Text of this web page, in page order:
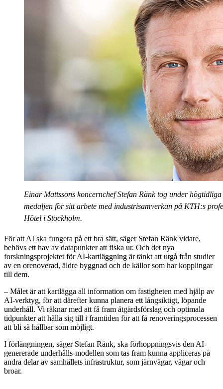
Einar Mattssons koncernchef Stefan Ränk tog under
medaljen för sitt arbete med industrisamverkan på KTH:s
Hôtel i Stockholm.
För att AI ska fungera på ett bra sätt, säger Stefan Ränk vidare,
behövs ett hav av datapunkter att fiska ur. Och det nya
forskningsprojektet för AI-kartläggning är tänkt att utgå från studier
av en orenoverad, äldre byggnad och de källor som har kopplingar
till dem.
– Målet är att kartlägga all information om fastigheten med hjälp av
AI-verktyg, för att därefter kunna planera ett långsiktigt, löpande
underhåll. Vi räknar med att få fram åtgärdsförslag och optimala
tidpunkter att hålla sig till i framtiden för att få renoveringsprocessen
att bli så hållbar som möjligt.
I förlängningen, säger Stefan Ränk, ska förhoppningsvis den AI-
genererade underhålls-modellen som tas fram kunna appliceras på
andra delar av samhällets infrastruktur, som järnvägar, vägar och
broar.